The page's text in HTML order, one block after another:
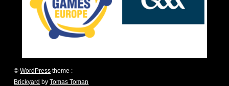
©WordPress theme :
Brickyard byTomas Toman